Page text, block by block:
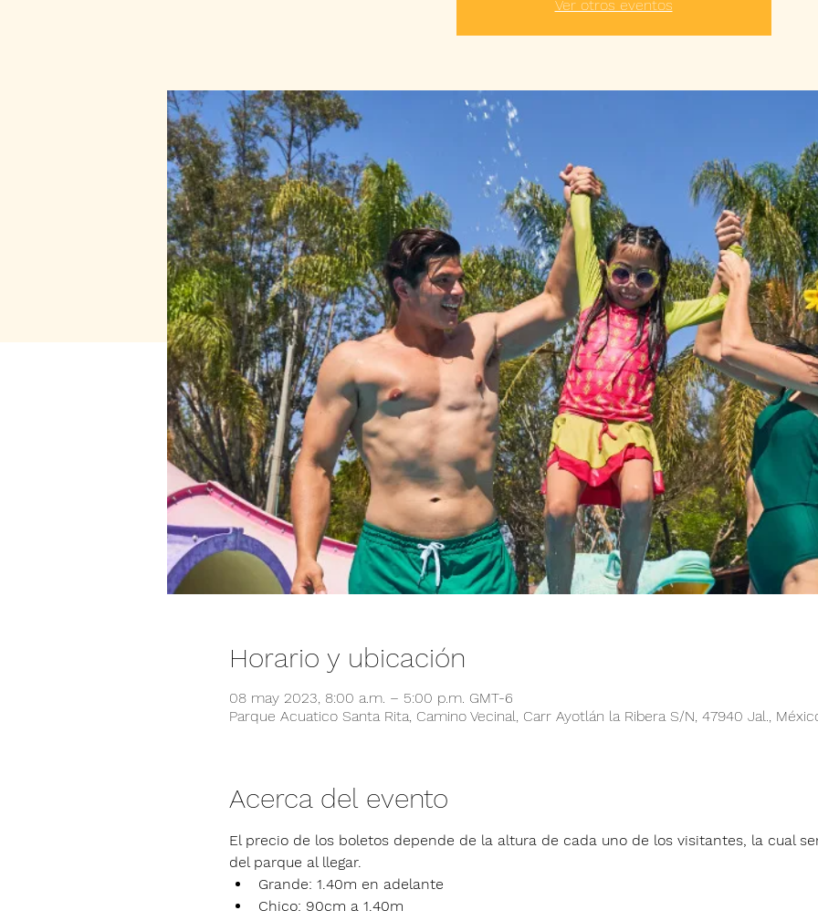
Ver otros eventos
Horario y ubicación
08 may 2023, 8:00 a.m. – 5:00 p.m. GMT-6
Parque Acuatico Santa Rita, Camino Vecinal, Carr Ayotlán la Ribera S/N, 47940 Jal.,
Acerca del evento
El precio de los boletos depende de la altura de cada uno de los visitantes, la cual
del parque al llegar.
Grande: 1.40m en adelante
Chico: 90cm a 1.40m